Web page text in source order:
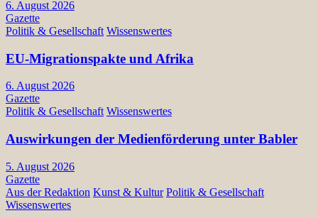
6. August 2026
Gazette
Politik & Gesellschaft Wissenswertes
EU-Migrationspakte und Afrika
6. August 2026
Gazette
Politik & Gesellschaft Wissenswertes
Auswirkungen der Medienförderung unter Babler
5. August 2026
Gazette
Aus der Redaktion Kunst & Kultur Politik & Gesellschaft
Wissenswertes